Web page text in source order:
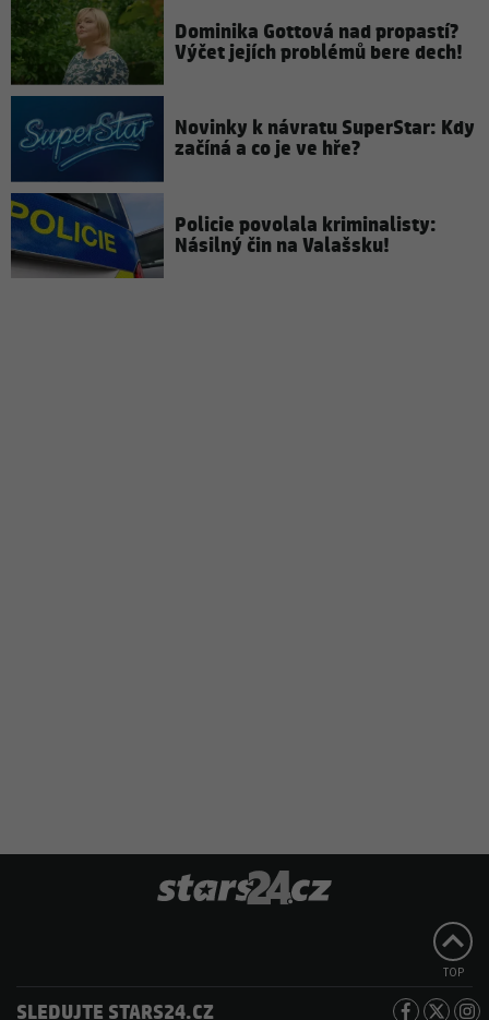
Dominika Gottová nad propastí?
Výčet jejích problémů bere dech!
Novinky k návratu SuperStar: Kdy
začíná a co je ve hře?
Policie povolala kriminalisty:
Násilný čin na Valašsku!
TOP
SLEDUJTE STARS24.CZ